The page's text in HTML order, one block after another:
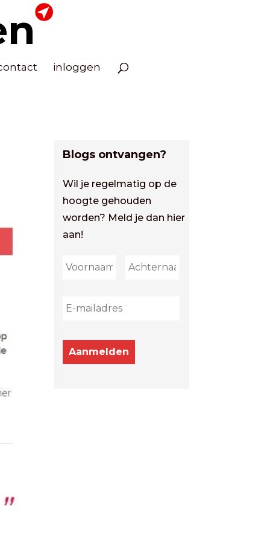
inloggen
Blogs ontvangen?
Wil je regelmatig op de
hoogte gehouden
worden? Meld je dan hier
aan!
First
Aanmelden